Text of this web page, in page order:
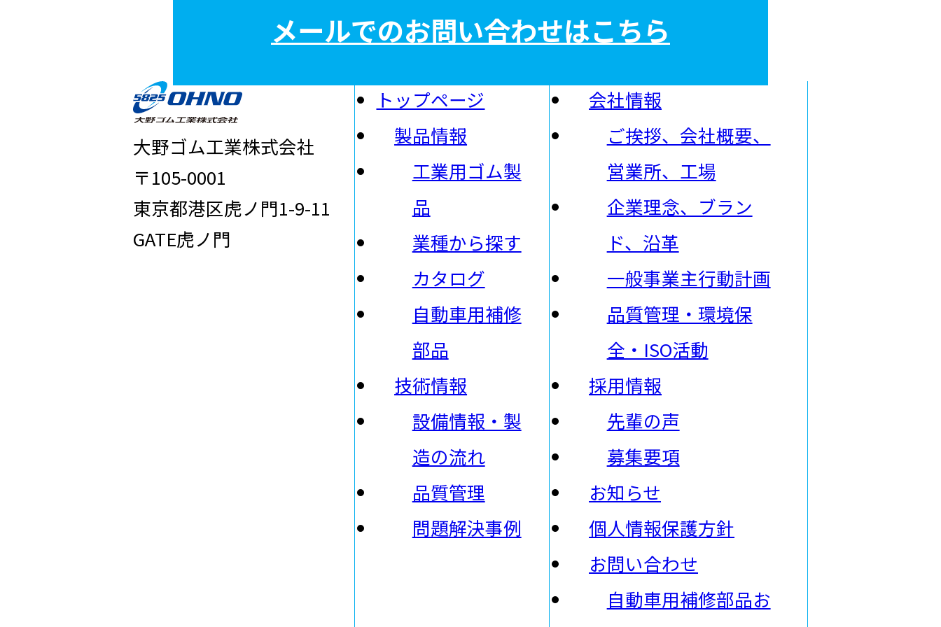
メールでのお問い合わせはこちら
大野ゴム工業株式会社
〒105-0001
東京都港区虎ノ門1-9-11
GATE虎ノ門
トップページ
製品情報
工業用ゴム製
品
業種から探す
カタログ
自動車用補修
部品
技術情報
設備情報・製
造の流れ
品質管理
問題解決事例
会社情報
ご挨拶、会社概要、
営業所、工場
企業理念、ブラン
ド、沿革
一般事業主行動計画
品質管理・環境保
全・ISO活動
採用情報
先輩の声
募集要項
お知らせ
個人情報保護方針
お問い合わせ
自動車用補修部品お